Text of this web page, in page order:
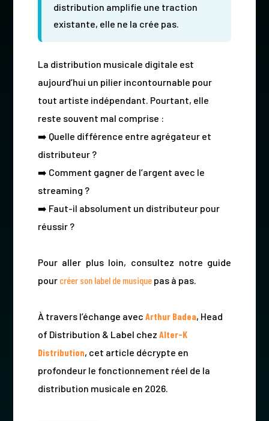
distribution amplifie une traction
existante, elle ne la crée pas.
La distribution musicale digitale est
aujourd’hui un pilier incontournable pour
tout artiste indépendant. Pourtant, elle
reste souvent mal comprise :
➡️ Quelle différence entre agrégateur et
distributeur ?
➡️ Comment gagner de l’argent avec le
streaming ?
➡️ Faut-il absolument un distributeur pour
réussir ?
Pour aller plus loin, consultez notre guide
pour créer son label de musiquepas à pas.
À travers l’échange avec Arthur Badea, Head
of Distribution & Label chez Alter-K
Distribution, cet article décrypte en
profondeur le fonctionnement réel de la
distribution musicale en 2026.